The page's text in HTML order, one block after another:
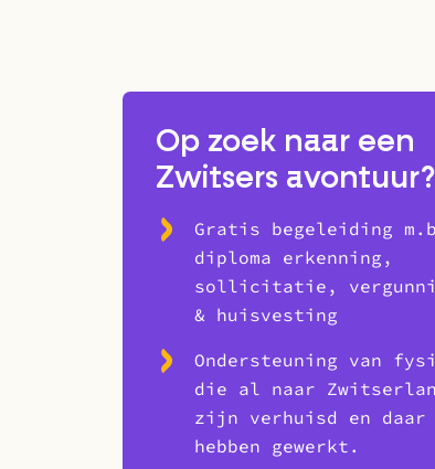
Op zoek naar een
Zwitsers avontuur?
Gratis begeleiding
diploma erkenning,
sollicitatie,
& huisvesting
Ondersteuning van
die al naar
zijn verhuisd en daar
hebben gewerkt.